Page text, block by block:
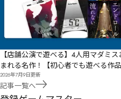
【店舗公演で遊べる】4人用マダミ
まれる名作！【初心者でも遊べる作品
2026年7月9日更新
記事一覧へ